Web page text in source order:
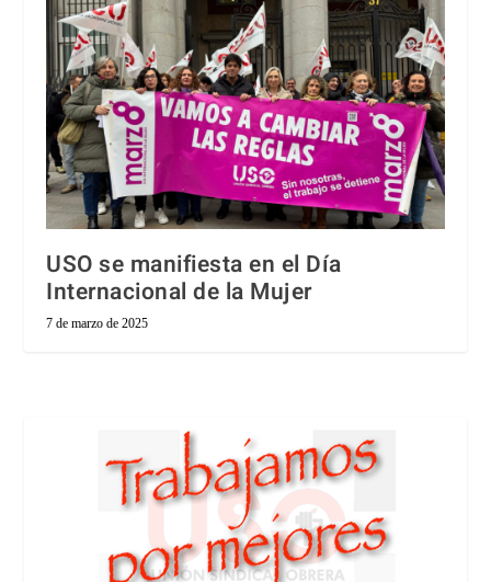
USO se manifiesta en el Día
Internacional de la Mujer
7 de marzo de 2025